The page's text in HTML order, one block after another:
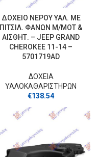
ΔΟΧΕΙΟ ΝΕΡΟΥ ΥΑΛ. ΜΕ
ΠΙΤΣΙΛ. ΦΑΝΩΝ Μ/ΜΟΤ &
ΑΙΣΘΗΤ. – JEEP GRAND
CHEROKEE 11-14 –
5701719AD
ΔΟΧΕΙΑ
ΥΑΛΟΚΑΘΑΡΙΣΤΗΡΩΝ
€138.54